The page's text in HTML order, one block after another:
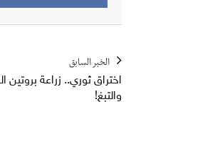
الخبر السابق
اختراق ثوري.. زراعة
والتبغ!